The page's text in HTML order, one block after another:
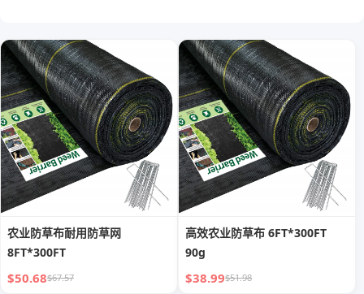
农业防草布耐用防草网
8FT*300FT
$50.68$67.57
高效农业防草布 6FT*300FT
90g
$38.99$51.98